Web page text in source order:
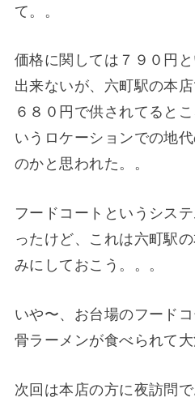
て。。
価格に関しては７９０円
出来ないが、六町駅の本
６８０円で供されてると
いうロケーションでの地
のかと思われた。。
フードコートというシス
ったけど、これは六町駅
みにしておこう。。。
いや〜、お台場のフード
骨ラーメンが食べられて
次回は本店の方に夜訪問